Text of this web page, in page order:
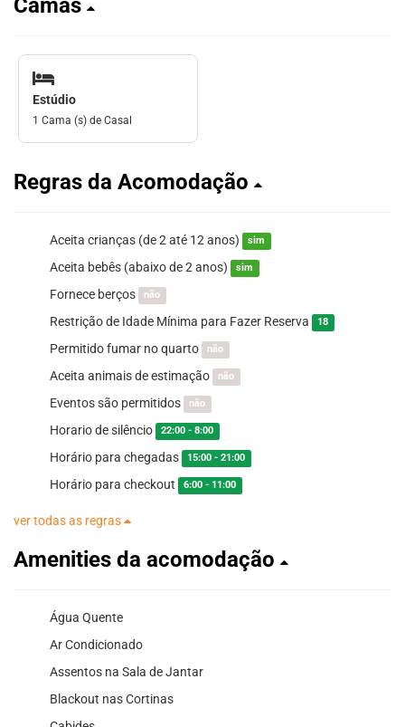
Camas
Estúdio
1 Cama (s) de Casal
Regras da Acomodação
Aceita crianças (de 2 até 12 anos) sim
Aceita bebês (abaixo de 2 anos) sim
Fornece berços não
Restrição de Idade Mínima para Fazer Reserva 18
Permitido fumar no quarto não
Aceita animais de estimação não
Eventos são permitidos não
Horario de silêncio 22:00 - 8:00
Horário para chegadas 15:00 - 21:00
Horário para checkout 6:00 - 11:00
ver todas as regras
Amenities da acomodação
Água Quente
Ar Condicionado
Assentos na Sala de Jantar
Blackout nas Cortinas